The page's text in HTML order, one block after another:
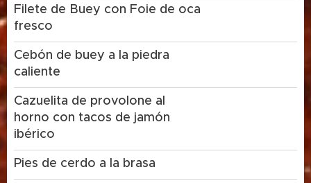
Filete de Buey con Foie de oca
fresco
Cebón de buey a la piedra
caliente
Cazuelita de provolone al
horno con tacos de jamón
ibérico
Pies de cerdo a la brasa